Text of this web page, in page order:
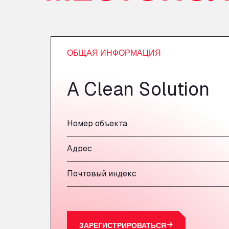
ОБЩАЯ ИНФОРМАЦИЯ
A Clean Solution
Номер объекта
Адрес
Почтовый индекс
ЗАРЕГИСТРИРОВАТЬСЯ